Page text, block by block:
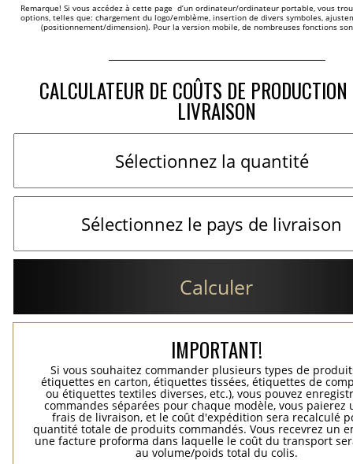
Remarque! Si vous accédez à cette page  d’un ordinateur/ordinateur portable, vous
options, telles que: chargement du logo/emblème, insertion de divers symboles,
(positionnement/dimension). Pour la version mobile, de nombreuses fonctions
CALCULATEUR DE COÛTS DE
LIVRAISON
Calculer
IMPORTANT!
Si vous souhaitez commander plusieurs types de
étiquettes en carton, étiquettes tissées, étiquettes de
ou étiquettes textiles diverses, etc.), vous pouvez
commandes séparées pour chaque modèle, vous paierez
frais de livraison, et le coût d'expédition sera recalculé
quantité totale de produits commandés. Vous recevrez un
une facture proforma dans laquelle le coût du transport
au volume/poids total du colis.